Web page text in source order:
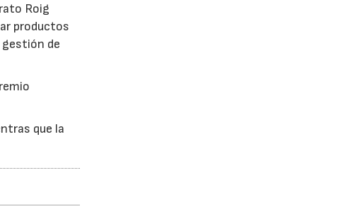
Roig
productos
de
que la